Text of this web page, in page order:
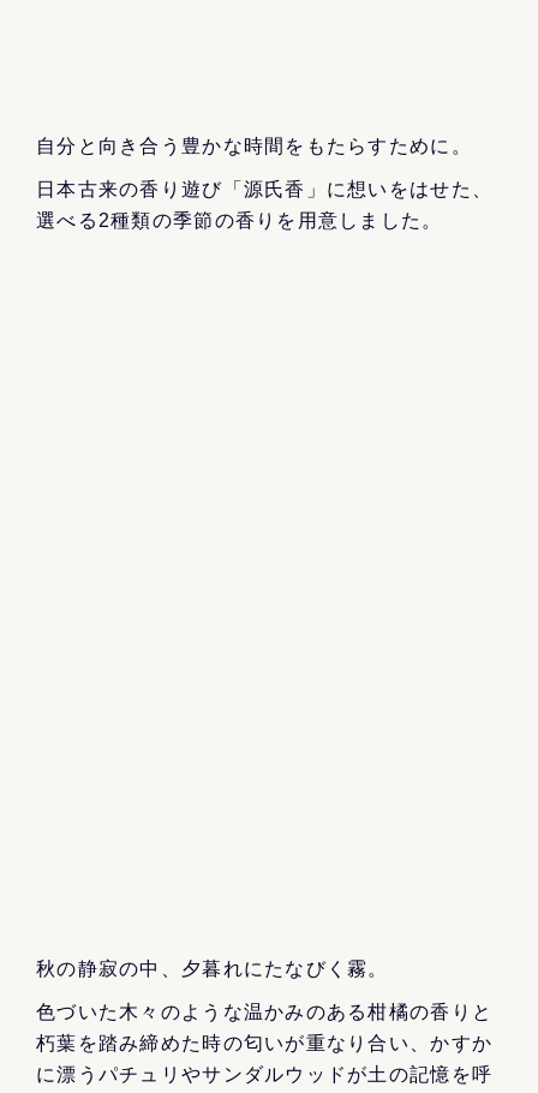
自分と向き合う豊かな時間をもたらすために。
日本古来の香り遊び「源氏香」に想いをはせた、
選べる2種類の季節の香りを用意しました。
秋の静寂の中、夕暮れにたなびく霧。
色づいた木々のような温かみのある柑橘の香りと
朽葉を踏み締めた時の匂いが重なり合い、かすか
に漂うパチュリやサンダルウッドが土の記憶を呼